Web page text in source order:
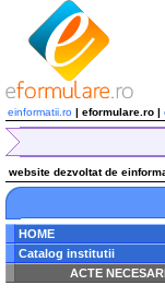
einformatii.ro | eformulare.ro |
website dezvoltat de
HOME
Catalog institutii
ACTE